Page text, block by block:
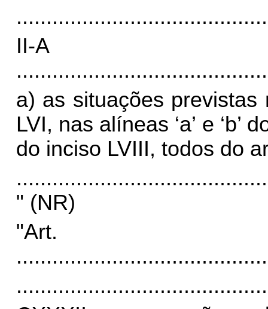
II-
a) as situações
LVI, nas alíneas ‘a’ e ‘b’
do inciso LVIII, todos do
" (NR)